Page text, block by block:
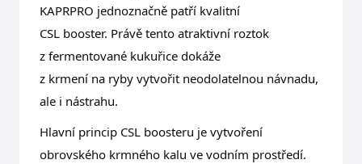
KAPRPRO jednoznačně patří kvalitní
CSL booster. Právě tento atraktivní roztok
z fermentované kukuřice dokáže
z krmení na ryby vytvořit neodolatelnou návnadu,
ale i nástrahu.
Hlavní princip CSL boosteru je vytvoření
obrovského krmného kalu ve vodním prostředí.